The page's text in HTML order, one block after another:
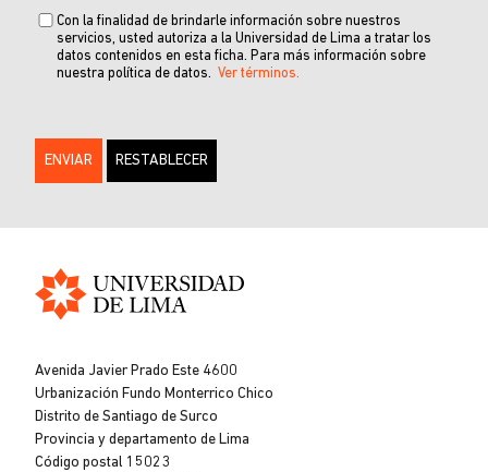
Con la finalidad de brindarle información sobre nuestros
servicios, usted autoriza a la Universidad de Lima a tratar los
datos contenidos en esta ficha. Para más información sobre
nuestra política de datos. Ver términos.
Lima
Avenida Javier Prado Este 4600
Urbanización Fundo Monterrico Chico
Distrito de Santiago de Surco
Provincia y departamento de Lima
Código postal 15023